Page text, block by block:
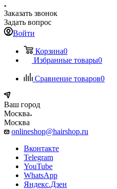
Заказать звонок
Задать вопрос
Войти
Корзина0
Избранные товары0
Сравнение товаров0
Ваш город
Москва
Москва
onlineshop@hairshop.ru
Вконтакте
Telegram
YouTube
WhatsApp
Яндекс.Дзен